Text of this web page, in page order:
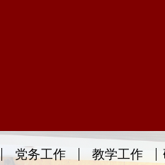
党务工作 教学工作